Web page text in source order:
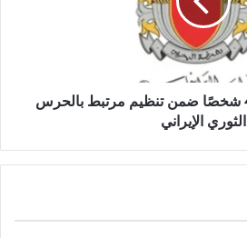
البحرين تعلن ضبط 41 شخصًا ضمن تنظيم مرتبط بالحرس
الثوري الإيراني